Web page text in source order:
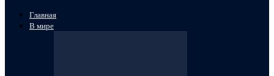
Главная
В мире